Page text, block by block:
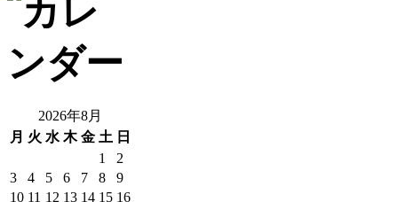
2026年8月
月 火 水 木 金 土 日
1
2
3
4 5 6 7 8
9
10 11 12 13 14 15 16